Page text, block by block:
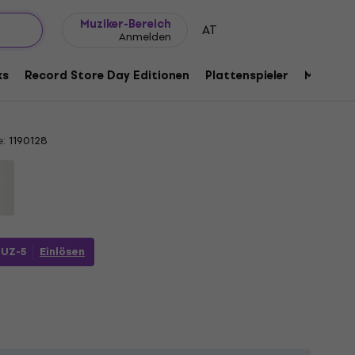
Muziker-Bereich
Anmelden AT
Record Store Day Editionen Plattenspieler Musik
Valentine (Limited Edition) (180 g)
1190128
5 Einlösen